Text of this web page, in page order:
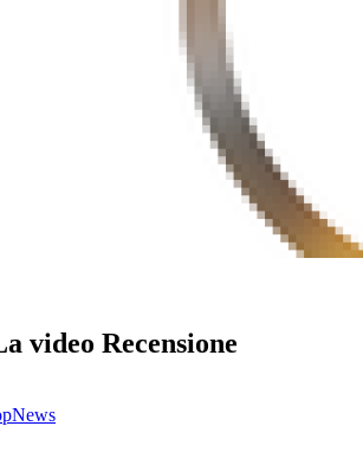
video Recensione